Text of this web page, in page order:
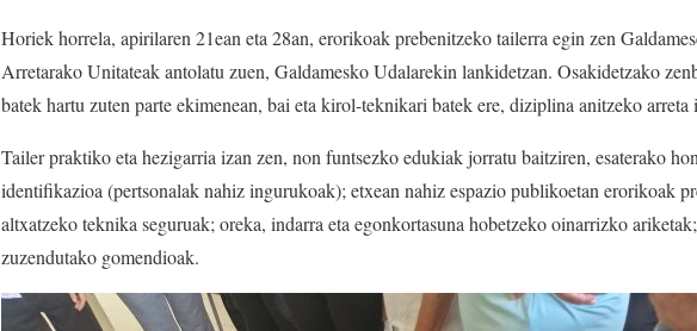
Horiek horrela, apirilaren 21ean eta 28an, erorikoak prebenitzeko tailerra egin zen
Arretarako Unitateak antolatu zuen, Galdamesko Udalarekin lankidetzan. Osakidetzako
batek hartu zuten parte ekimenean, bai eta kirol-teknikari batek ere, diziplina anitzeko arreta
Tailer praktiko eta hezigarria izan zen, non funtsezko edukiak jorratu baitziren, esaterako
identifikazioa (pertsonalak nahiz ingurukoak); etxean nahiz espazio publikoetan erorikoak
altxatzeko teknika seguruak; oreka, indarra eta egonkortasuna hobetzeko oinarrizko
zuzendutako gomendioak.